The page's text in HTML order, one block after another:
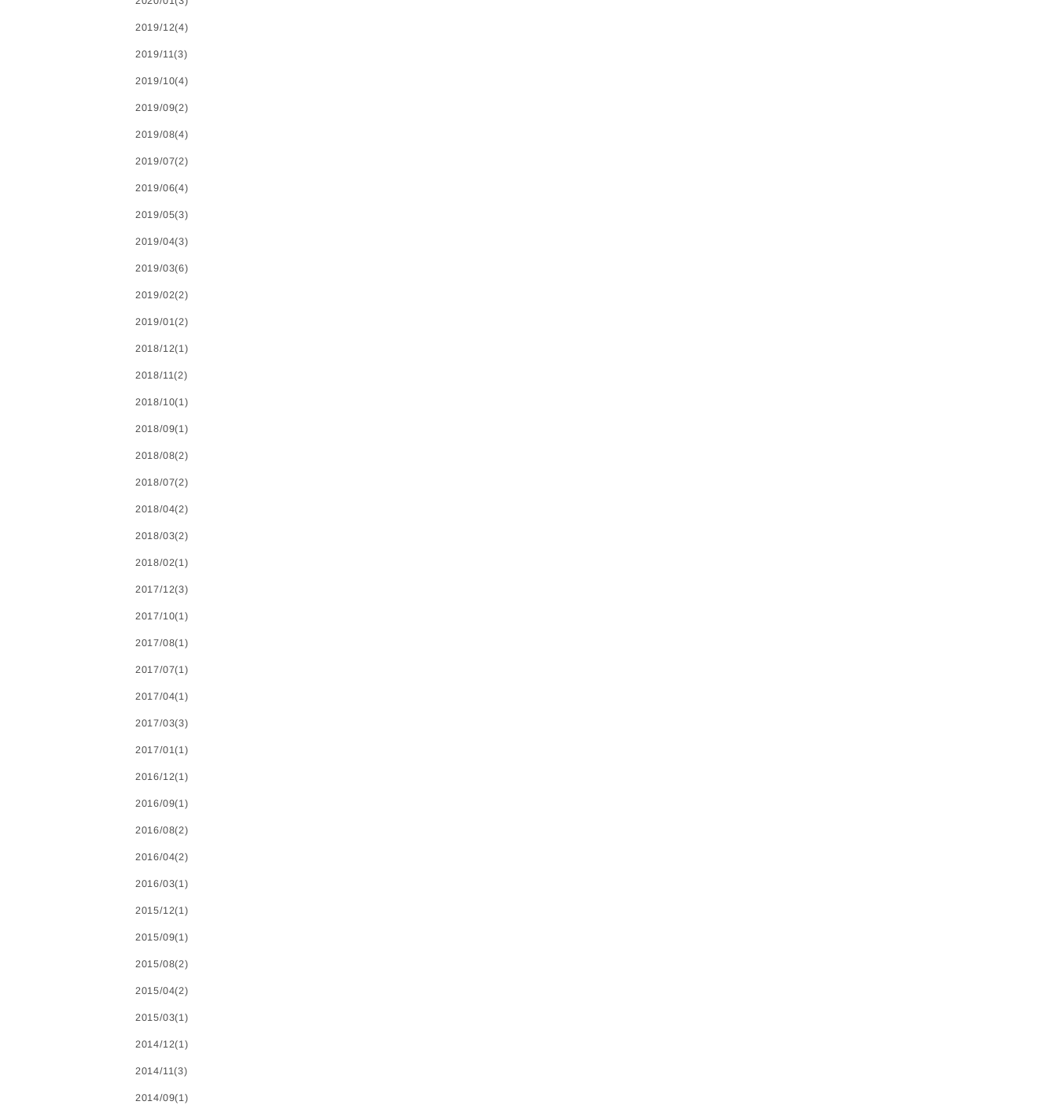
2019/12(4)
2019/11(3)
2019/10(4)
2019/09(2)
2019/08(4)
2019/07(2)
2019/06(4)
2019/05(3)
2019/04(3)
2019/03(6)
2019/02(2)
2019/01(2)
2018/12(1)
2018/11(2)
2018/10(1)
2018/09(1)
2018/08(2)
2018/07(2)
2018/04(2)
2018/03(2)
2018/02(1)
2017/12(3)
2017/10(1)
2017/08(1)
2017/07(1)
2017/04(1)
2017/03(3)
2017/01(1)
2016/12(1)
2016/09(1)
2016/08(2)
2016/04(2)
2016/03(1)
2015/12(1)
2015/09(1)
2015/08(2)
2015/04(2)
2015/03(1)
2014/12(1)
2014/11(3)
2014/09(1)